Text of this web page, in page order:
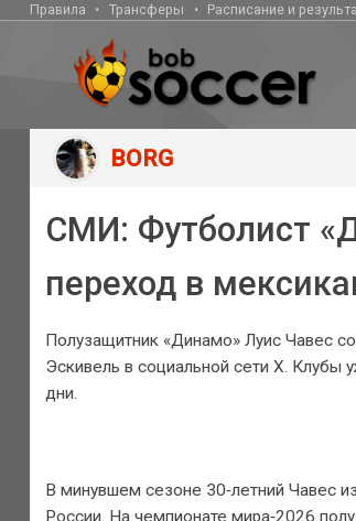
Правила Трансферы Расписание и
BORG
СМИ: Футболист
переход в
Полузащитник «Динамо» Луис Чавес
Эскивель в социальной сети X. Клубы
дни.
В минувшем сезоне 30‑летний Чавес
России. На чемпионате мира‑2026